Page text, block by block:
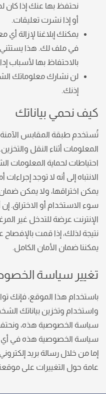
نحتفظ بها عنك إذا
أو إذا نشرت تعليقات.
يمكنك إبلاغنا لإزالة
في ملف لك. هذا يستثني
بالاحتفاظ بها لأسباب
لن نشارك معلوماتك
إذنك.
كيف نحمي بياناتك
المعلومات أثناء النقل
احتياطات لحماية المعلومات
الانتباه إلى أنه لا توجد إجراءات
يمكن اختراقها، ولا يمكن
سوء الاستخدام أو الاختراق.
الإنترنت عرضة للتدخل غير
نتيجة لذلك، إذا قمت
يمكننا ضمان الأمان الكامل.
تغيير سياسة
باستخدام هذا الموقع، فإنك
واستخدام وتخزين بياناتك
سياسة الخصوصية هذه،
سياسة الخصوصية هذه في
إما من خلال رسالة بريد
عامة حول التغييرات على